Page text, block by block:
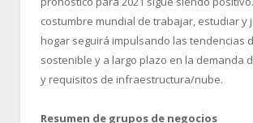
costumbre mundial de trabajar, estudiar y
hogar seguirá impulsando las tendencias
sostenible y a largo plazo en la demanda
y requisitos de infraestructura/nube.
Resumen de grupos de negocios